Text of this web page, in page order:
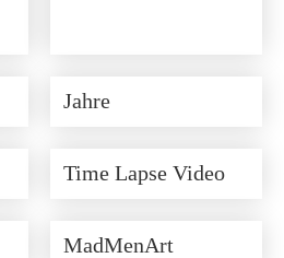
Jahre
Time Lapse Video
MadMenArt